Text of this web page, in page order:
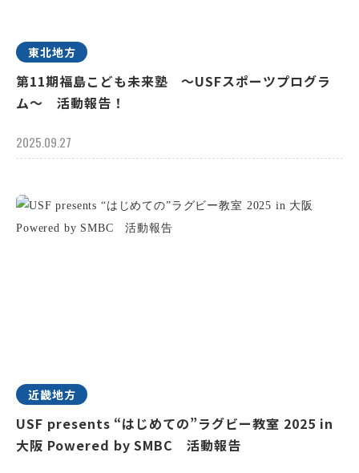
東北地方
第11期福島こども未来塾 ～USFスポーツプログラ
ム～ 活動報告！
2025.09.27
近畿地方
USF presents “はじめての”ラグビー教室 2025 in
大阪 Powered by SMBC 活動報告